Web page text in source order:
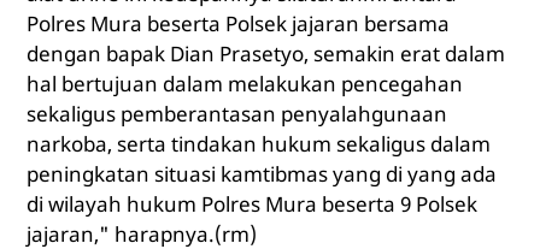
Polres Mura beserta Polsek jajaran bersama
dengan bapak Dian Prasetyo, semakin erat dalam
hal bertujuan dalam melakukan pencegahan
sekaligus pemberantasan penyalahgunaan
narkoba, serta tindakan hukum sekaligus dalam
peningkatan situasi kamtibmas yang di yang ada
di wilayah hukum Polres Mura beserta 9 Polsek
jajaran," harapnya.(rm)